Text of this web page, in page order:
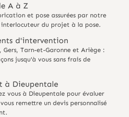
A à Z
et pose assurées par notre
interlocuteur du projet à la pose.
d'intervention
Gers, Tarn-et-Garonne et Ariège :
jusqu'à vous sans frais de
à Dieupentale
vous à Dieupentale pour évaluer
remettre un devis personnalisé